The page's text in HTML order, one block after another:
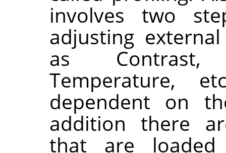
involves two
adjusting
as Contrast,
Temperature,
dependent on
addition there
that are